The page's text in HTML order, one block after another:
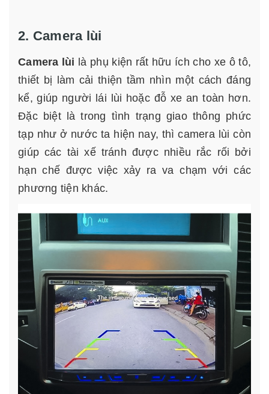
2. Camera lùi
Camera lùi là phụ kiện rất hữu ích cho xe ô tô,
thiết bị làm cải thiện tầm nhìn một cách đáng
kể, giúp người lái lùi hoặc đỗ xe an toàn hơn.
Đặc biệt là trong tình trạng giao thông phức
tạp như ở nước ta hiện nay, thì camera lùi còn
giúp các tài xế tránh được nhiều rắc rối bởi
hạn chế được việc xảy ra va chạm với các
phương tiện khác.